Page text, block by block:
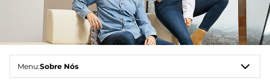
Menu:Sobre Nós